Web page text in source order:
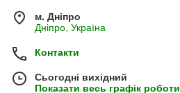
м. Дніпро
Дніпро, Україна
Контакти
Сьогодні вихідний
Показати весь графік роботи